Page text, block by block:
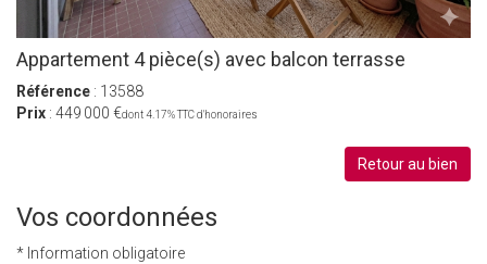
Appartement 4 pièce(s) avec balcon terrasse
Référence : 13588
Prix : 449 000 €dont 4.17% TTC d'honoraires
Retour au bien
Vos coordonnées
* Information obligatoire